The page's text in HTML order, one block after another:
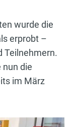
wurde die
erprobt –
Teilnehmern.
die
im März